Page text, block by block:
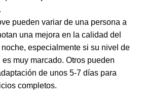
pueden variar de una persona a
una mejora en la calidad del
especialmente si su nivel de
muy marcado. Otros pueden
de unos 5-7 días para
completos.